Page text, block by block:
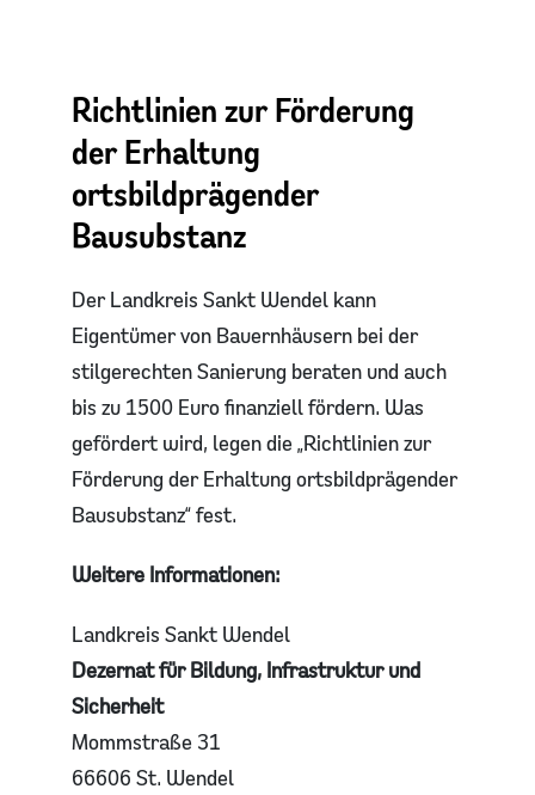
Richtlinien zur Förderung
der Erhaltung
ortsbildprägender
Bausubstanz
Der Landkreis Sankt Wendel kann
Eigentümer von Bauernhäusern bei der
stilgerechten Sanierung beraten und auch
bis zu 1500 Euro finanziell fördern. Was
gefördert wird, legen die „Richtlinien zur
Förderung der Erhaltung ortsbildprägender
Bausubstanz“ fest.
Weitere Informationen:
Landkreis Sankt Wendel
Dezernat für Bildung, Infrastruktur und
Sicherheit
Mommstraße 31
66606 St. Wendel